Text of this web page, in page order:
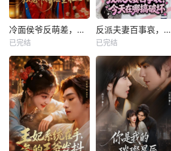
冷面侯爷反萌差，独宠作精继室啦
已完结
反派夫妻百事哀，今天在哪搞破坏
已完结